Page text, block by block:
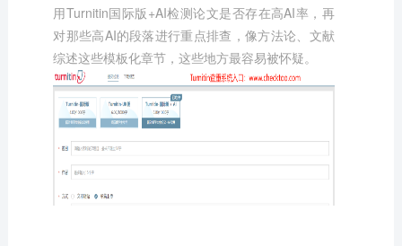
用Turnitin国际版+AI检测论文是否存在高AI率，再
对那些高AI的段落进行重点排查，像方法论、文献
综述这些模板化章节，这些地方最容易被怀疑。